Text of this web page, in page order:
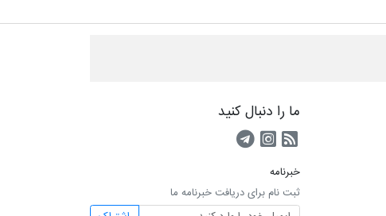
ما را دنبال کنید
RSSکانال آپارات
کانال تلگرام
خبرنامه
ثبت نام برای دریافت خبرنامه ما